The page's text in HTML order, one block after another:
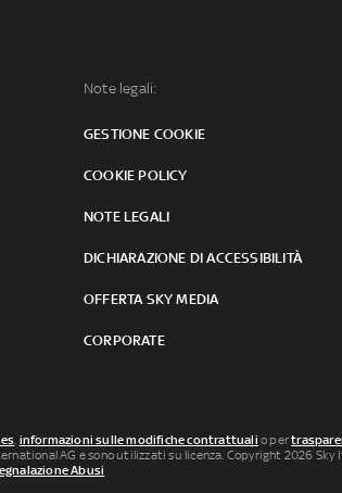
Note legali:
GESTIONE COOKIE
COOKIE POLICY
NOTE LEGALI
DICHIARAZIONE DI ACCESSIBILITÀ
OFFERTA SKY MEDIA
CORPORATE
, informazioni sulle modifiche contrattuali o per
AG e sono utilizzati su licenza. Copyright 2026 Sky
Abusi